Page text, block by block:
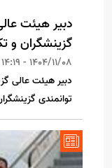
دبیر هیئت
گزینشگران و
1404/11/08 - 14:19
دبیر هیئت عالی
توانمندی